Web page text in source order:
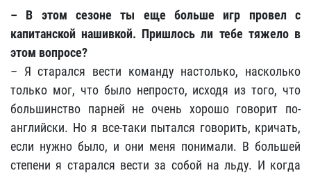
– В этом сезоне ты еще больше игр провел с
капитанской нашивкой. Пришлось ли тебе тяжело в
этом вопросе?
– Я старался вести команду настолько, насколько
только мог, что было непросто, исходя из того, что
большинство парней не очень хорошо говорит по-
английски. Но я все-таки пытался говорить, кричать,
если нужно было, и они меня понимали. В большей
степени я старался вести за собой на льду. И когда